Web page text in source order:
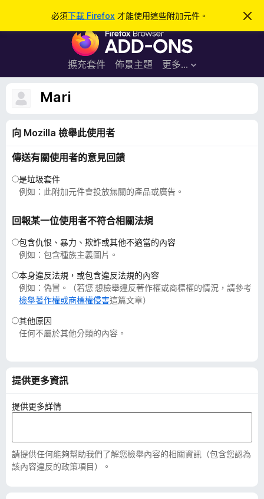
必須下載 Firefox 才能使用這些附加元件。
忽
此
F
r
e
加
件
擴充套件 佈景主題 更多…
登入
Mari
向 Mozilla 檢舉此使用者
傳送有關使用者的意見回饋
是垃圾套件
例如：此附加元件會投放無關的產品或廣告。
回報某一位使用者不符合相關法規
包含仇恨、暴力、欺詐或其他不適當的內容
例如：包含種族主義圖片。
本身違反法規，或包含違反法規的內容
例如：偽冒。（若您˙想檢舉違反著作權或商標權的情況，請參考
檢舉著作權或商標權侵害這篇文章）
其他原因
任何不屬於其他分類的內容。
提供更多資訊
提供更多詳情
請提供任何能夠幫助我們了解您檢舉內容的相關資訊（包含您認為
該內容違反的政策項目）。